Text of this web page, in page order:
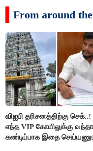
From around
விஐபி தரிசனத்திற்கு
எந்த VIP கோயிலுக்கு
கண்டிப்பாக இதை